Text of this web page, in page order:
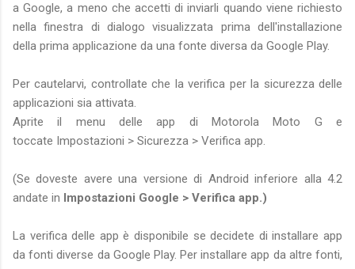
a Google, a meno che accetti di inviarli quando viene richiesto
nella finestra di dialogo visualizzata prima dell'installazione
della prima applicazione da una fonte diversa da Google Play.
Per cautelarvi, controllate che la verifica per la sicurezza delle
applicazioni sia attivata.
Aprite il menu delle app di Motorola Moto G e
toccate Impostazioni > Sicurezza > Verifica app.
(Se doveste avere una versione di Android inferiore alla 4.2
andate in Impostazioni Google > Verifica app.)
La verifica delle app è disponibile se decidete di installare app
da fonti diverse da Google Play. Per installare app da altre fonti,